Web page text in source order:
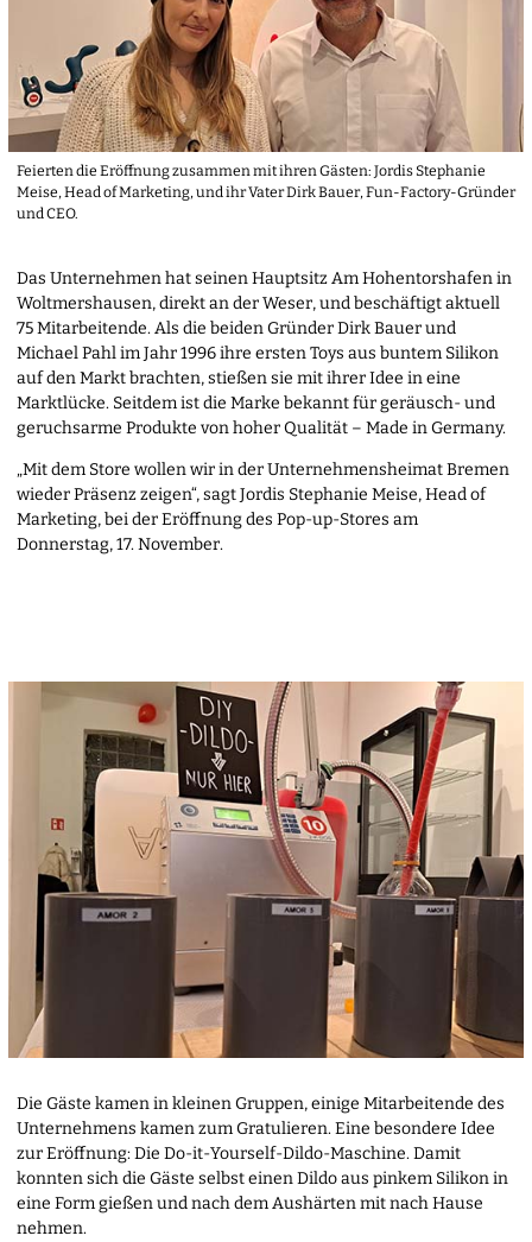
Feierten die Eröffnung zusammen mit ihren Gästen: Jordis Stephanie
Meise, Head of Marketing, und ihr Vater Dirk Bauer, Fun-Factory-Gründer
und CEO.
Das Unternehmen hat seinen Hauptsitz Am Hohentorshafen in
Woltmershausen, direkt an der Weser, und beschäftigt aktuell
75 Mitarbeitende. Als die beiden Gründer Dirk Bauer und
Michael Pahl im Jahr 1996 ihre ersten Toys aus buntem Silikon
auf den Markt brachten, stießen sie mit ihrer Idee in eine
Marktlücke. Seitdem ist die Marke bekannt für geräusch- und
geruchsarme Produkte von hoher Qualität – Made in Germany.
„Mit dem Store wollen wir in der Unternehmensheimat Bremen
wieder Präsenz zeigen“, sagt Jordis Stephanie Meise, Head of
Marketing, bei der Eröffnung des Pop-up-Stores am
Donnerstag, 17. November.
Die Gäste kamen in kleinen Gruppen, einige Mitarbeitende des
Unternehmens kamen zum Gratulieren. Eine besondere Idee
zur Eröffnung: Die Do-it-Yourself-Dildo-Maschine. Damit
konnten sich die Gäste selbst einen Dildo aus pinkem Silikon in
eine Form gießen und nach dem Aushärten mit nach Hause
nehmen.